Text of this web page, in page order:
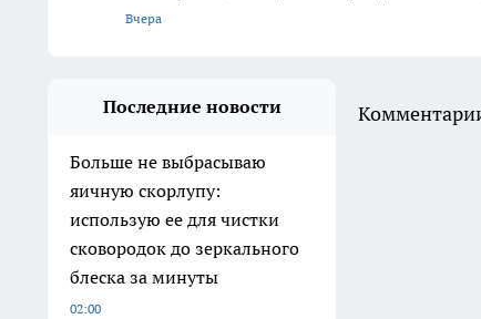
Вчера
Последние новости
Больше не выбрасываю
яичную скорлупу:
использую ее для чистки
сковородок до зеркального
блеска за минуты
02:00